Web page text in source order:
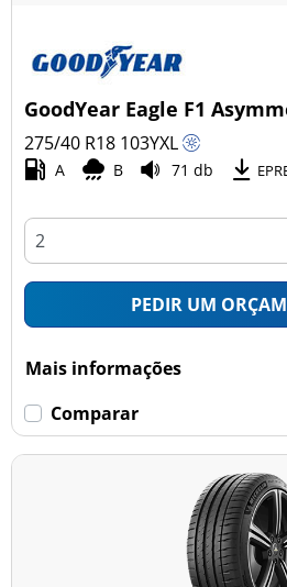
GoodYear Eagle F1
275/40 R18 103YXL
A B 71 db
PEDIR UM
Mais informações
Comparar